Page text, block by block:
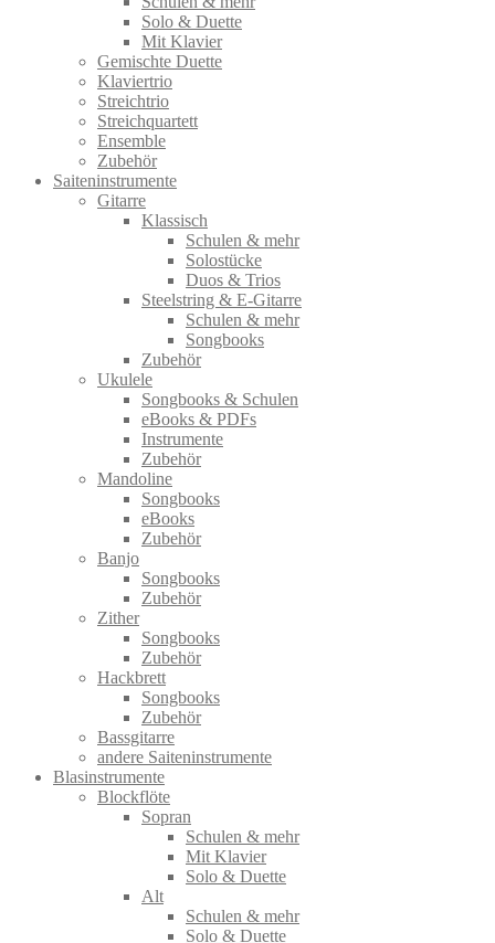
Solo & Duette
Mit Klavier
Gemischte Duette
Klaviertrio
Streichtrio
Streichquartett
Ensemble
Zubehör
Saiteninstrumente
Gitarre
Klassisch
Schulen & mehr
Solostücke
Duos & Trios
Steelstring & E-Gitarre
Schulen & mehr
Songbooks
Zubehör
Ukulele
Songbooks & Schulen
eBooks & PDFs
Instrumente
Zubehör
Mandoline
Songbooks
eBooks
Zubehör
Banjo
Songbooks
Zubehör
Zither
Songbooks
Zubehör
Hackbrett
Songbooks
Zubehör
Bassgitarre
andere Saiteninstrumente
Blasinstrumente
Blockflöte
Sopran
Schulen & mehr
Mit Klavier
Solo & Duette
Alt
Schulen & mehr
Solo & Duette